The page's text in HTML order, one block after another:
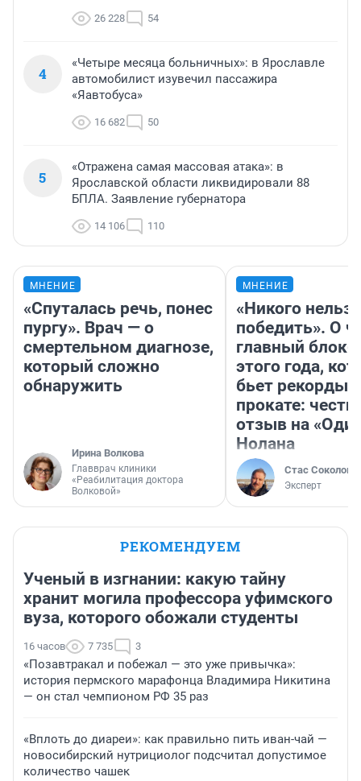
26 228 54
4
«Четыре месяца больничных»: в Ярославле
автомобилист изувечил пассажира
«Яавтобуса»
16 682 50
5
«Отражена самая массовая атака»: в
Ярославской области ликвидировали 88
БПЛА. Заявление губернатора
14 106 110
МНЕНИЕ
«Спуталась речь, понес
пургу». Врач — о
смертельном диагнозе,
который сложно
обнаружить
Ирина Волкова
Главврач клиники
«Реабилитация доктора
Волковой»
МНЕНИЕ
«Никого нельзя
победить». О
главный
этого года,
бьет рекорды в
прокате:
отзыв на
Нолана
Стас Соколов
Эксперт
РЕКОМЕНДУЕМ
Ученый в изгнании: какую тайну
хранит могила профессора уфимского
вуза, которого обожали студенты
16 часов 7 735 3
«Позавтракал и побежал — это уже привычка»:
история пермского марафонца Владимира Никитина
— он стал чемпионом РФ 35 раз
«Вплоть до диареи»: как правильно пить иван-чай —
новосибирский нутрициолог подсчитал допустимое
количество чашек